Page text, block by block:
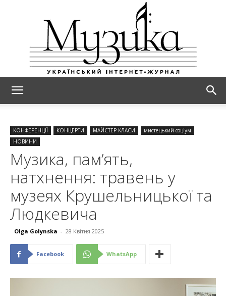
КОНФЕРЕНЦІЇ КОНЦЕРТИ МАЙСТЕР КЛАСИ
мистецький соціум
НОВИНИ
Музика, пам’ять,
натхнення: травень у
музеях Крушельницької та
Людкевича
Olga Golynska - 28 Квітня 2025
Facebook WhatsApp